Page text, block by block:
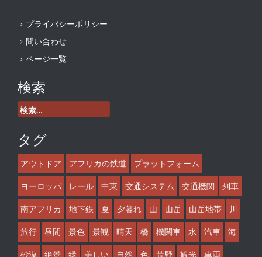
プライバシーポリシー
問い合わせ
ページ一覧
検索
検
索:
タグ
アウトドア アフリカの鉄道 プラットフォーム
ヨーロッパ レール 中東 交通システム 交通機関 列車
南アフリカ 地下鉄 夏 夕暮れ 山 山岳 山岳地帯 川
旅行 昼間 景色 景観 晴天 橋 機関車 水 汽車 海
砂漠 絶景 緑 美しい 自然 色 荒野 観光 車両